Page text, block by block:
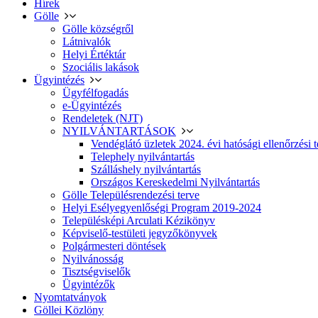
Hírek
Gölle
Gölle községről
Látnivalók
Helyi Értéktár
Szociális lakások
Ügyintézés
Ügyfélfogadás
e-Ügyintézés
Rendeletek (NJT)
NYILVÁNTARTÁSOK
Vendéglátó üzletek 2024. évi hatósági ellenőrzési
Telephely nyilvántartás
Szálláshely nyilvántartás
Országos Kereskedelmi Nyilvántartás
Gölle Településrendezési terve
Helyi Esélyegyenlőségi Program 2019-2024
Településképi Arculati Kézikönyv
Képviselő-testületi jegyzőkönyvek
Polgármesteri döntések
Nyilvánosság
Tisztségviselők
Ügyintézők
Nyomtatványok
Göllei Közlöny